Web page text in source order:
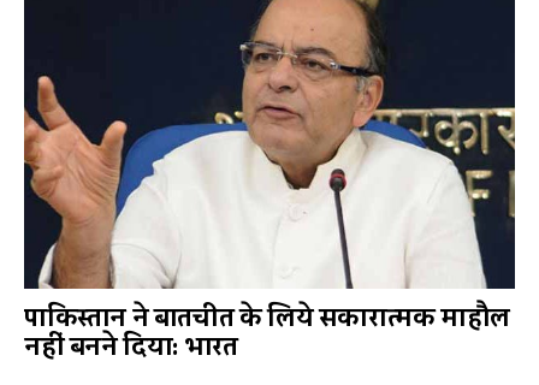
पाकिस्तान ने बातचीत के लिये सकारात्मक माहौल
नहीं बनने दिया: भारत